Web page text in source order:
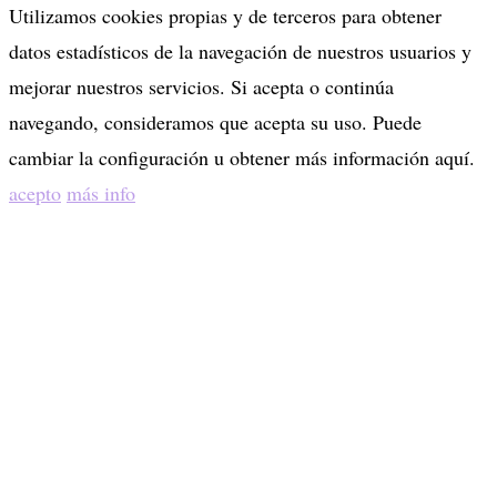
Utilizamos cookies propias y de terceros para obtener
datos estadísticos de la navegación de nuestros usuarios y
mejorar nuestros servicios. Si acepta o continúa
navegando, consideramos que acepta su uso. Puede
cambiar la configuración u obtener más información aquí.
acepto más info